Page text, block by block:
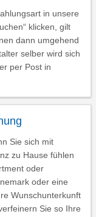
in unsere
klicken, gilt
dann umgehend
selber wird sich
per Post in
Sie sich mit
zu Hause fühlen
oder
oder eine
Wunschunterkunft
Sie so Ihre